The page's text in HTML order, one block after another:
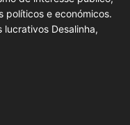
políticos e económicos.
Desalinha,